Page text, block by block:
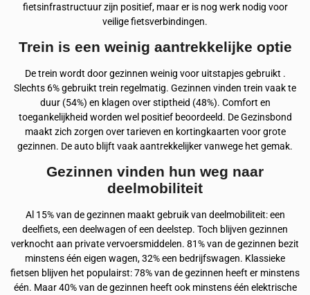
fietsinfrastructuur zijn positief, maar er is nog werk nodig voor
veilige fietsverbindingen.
Trein is een weinig aantrekkelijke optie
De trein wordt door gezinnen weinig voor uitstapjes gebruikt .
Slechts 6% gebruikt trein regelmatig. Gezinnen vinden trein vaak te
duur (54%) en klagen over stiptheid (48%). Comfort en
toegankelijkheid worden wel positief beoordeeld. De Gezinsbond
maakt zich zorgen over tarieven en kortingkaarten voor grote
gezinnen. De auto blijft vaak aantrekkelijker vanwege het gemak.
Gezinnen vinden hun weg naar
deelmobiliteit
Al 15% van de gezinnen maakt gebruik van deelmobiliteit: een
deelfiets, een deelwagen of een deelstep. Toch blijven gezinnen
verknocht aan private vervoersmiddelen. 81% van de gezinnen bezit
minstens één eigen wagen, 32% een bedrijfswagen. Klassieke
fietsen blijven het populairst: 78% van de gezinnen heeft er minstens
één. Maar 40% van de gezinnen heeft ook minstens één elektrische